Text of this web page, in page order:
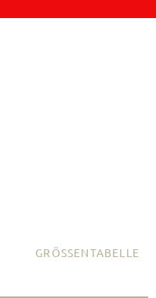
GRÖSSENTABELLE